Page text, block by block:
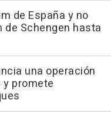
de España y no
Schengen hasta
una operación
promete